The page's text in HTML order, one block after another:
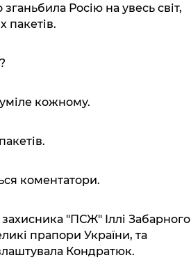
Росію на увесь світ,
пакетів.
кожному.
коментатори.
"ПСЖ" Іллі Забарного
прапори України, та
Кондратюк.